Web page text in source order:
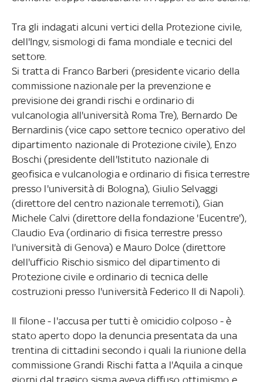
Tra gli indagati alcuni vertici della Protezione civile,
dell'Ingv, sismologi di fama mondiale e tecnici del
settore.
Si tratta di Franco Barberi (presidente vicario della
commissione nazionale per la prevenzione e
previsione dei grandi rischi e ordinario di
vulcanologia all'università Roma Tre), Bernardo De
Bernardinis (vice capo settore tecnico operativo del
dipartimento nazionale di Protezione civile), Enzo
Boschi (presidente dell'Istituto nazionale di
geofisica e vulcanologia e ordinario di fisica terrestre
presso l'università di Bologna), Giulio Selvaggi
(direttore del centro nazionale terremoti), Gian
Michele Calvi (direttore della fondazione 'Eucentre'),
Claudio Eva (ordinario di fisica terrestre presso
l'università di Genova) e Mauro Dolce (direttore
dell'ufficio Rischio sismico del dipartimento di
Protezione civile e ordinario di tecnica delle
costruzioni presso l'università Federico II di Napoli).
Il filone - l'accusa per tutti è omicidio colposo - è
stato aperto dopo la denuncia presentata da una
trentina di cittadini secondo i quali la riunione della
commissione Grandi Rischi fatta a l'Aquila a cinque
giorni dal tragico sisma aveva diffuso ottimismo e